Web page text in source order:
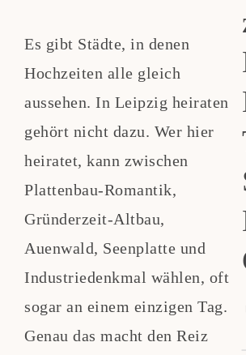
Es gibt Städte, in denen
Hochzeiten alle gleich
aussehen. In Leipzig heiraten
gehört nicht dazu. Wer hier
heiratet, kann zwischen
Plattenbau-Romantik,
Gründerzeit-Altbau,
Auenwald, Seenplatte und
Industriedenkmal wählen, oft
sogar an einem einzigen Tag.
Genau das macht den Reiz